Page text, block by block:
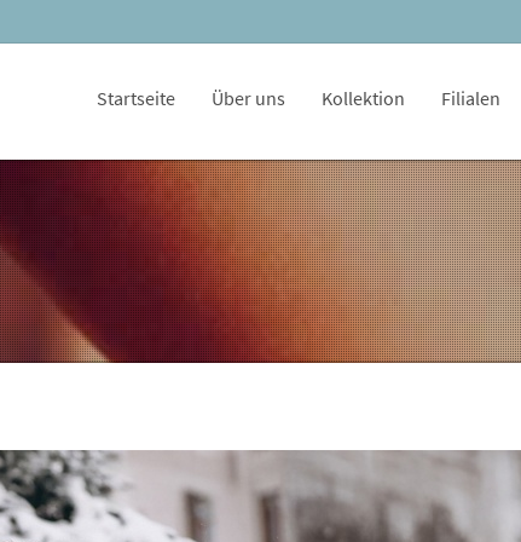
Startseite Über uns Kollektion Filialen